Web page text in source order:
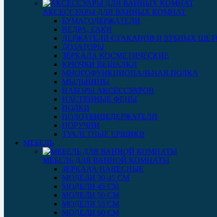
АКСЕССУАРЫ ДЛЯ ВАННЫХ КОМНАТ
БУМАГОДЕРЖАТЕЛИ
ВЕДРА, БАКИ
ДЕРЖАТЕЛИ СТАКАНОВ И ЗУБНЫХ
ДОЗАТОРЫ
ЗЕРКАЛА КОСМЕТИЧЕСКИЕ
КРЮЧКИ ВЕШАЛКИ
МНОГОФУНКЦИОНАЛЬНАЯ ПОЛКА
МЫЛЬНИЦЫ
НАБОРЫ АКСЕССУАРОВ
НАСТЕННЫЕ ФЕНЫ
ПОЛКИ
ПОЛОТЕНЦЕДЕРЖАТЕЛИ
ПОРУЧНИ
ТУАЛЕТНЫЕ ЕРШИКИ
МЕБЕЛЬ
МЕБЕЛЬ ДЛЯ ВАННОЙ КОМНАТЫ
ЗЕРКАЛА НАВЕСНЫЕ
МОДЕЛИ 30-45 СМ
МОДЕЛИ 45 СМ
МОДЕЛИ 50 СМ
МОДЕЛИ 55 СМ
МОДЕЛИ 60 СМ